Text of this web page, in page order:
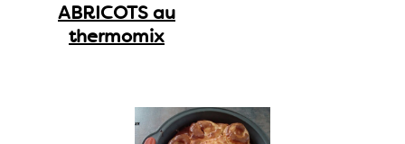
ABRICOTS au
thermomix